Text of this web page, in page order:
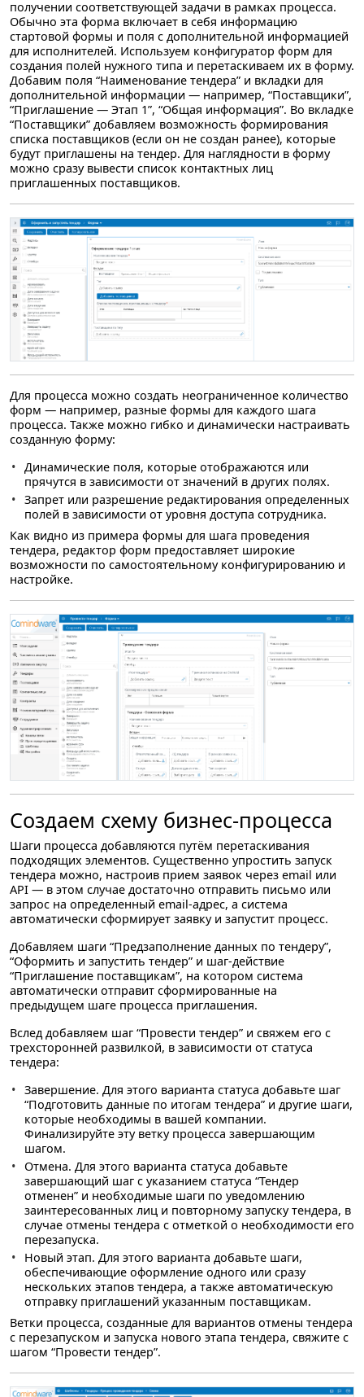
получении соответствующей задачи в рамках процесса.
Обычно эта форма включает в себя информацию
стартовой формы и поля с дополнительной информацией
для исполнителей. Используем конфигуратор форм для
создания полей нужного типа и перетаскиваем их в форму.
Добавим поля “Наименование тендера” и вкладки для
дополнительной информации — например, “Поставщики”,
“Приглашение — Этап 1”, “Общая информация”. Во вкладке
“Поставщики” добавляем возможность формирования
списка поставщиков (если он не создан ранее), которые
будут приглашены на тендер. Для наглядности в форму
можно сразу вывести список контактных лиц
приглашенных поставщиков.
Для процесса можно создать неограниченное количество
форм — например, разные формы для каждого шага
процесса. Также можно гибко и динамически настраивать
созданную форму:
Динамические поля, которые отображаются или
прячутся в зависимости от значений в других полях.
Запрет или разрешение редактирования определенных
полей в зависимости от уровня доступа сотрудника.
Как видно из примера формы для шага проведения
тендера, редактор форм предоставляет широкие
возможности по самостоятельному конфигурированию и
настройке.
Создаем схему бизнес-процесса
Шаги процесса добавляются путём перетаскивания
подходящих элементов. Существенно упростить запуск
тендера можно, настроив прием заявок через email или
API — в этом случае достаточно отправить письмо или
запрос на определенный email-адрес, а система
автоматически сформирует заявку и запустит процесс.
Добавляем шаги “Предзаполнение данных по тендеру”,
“Оформить и запустить тендер” и шаг-действие
“Приглашение поставщикам”, на котором система
автоматически отправит сформированные на
предыдущем шаге процесса приглашения.
Вслед добавляем шаг “Провести тендер” и свяжем его с
трехсторонней развилкой, в зависимости от статуса
тендера:
Завершение. Для этого варианта статуса добавьте шаг
“Подготовить данные по итогам тендера” и другие шаги,
которые необходимы в вашей компании.
Финализируйте эту ветку процесса завершающим
шагом.
Отмена. Для этого варианта статуса добавьте
завершающий шаг с указанием статуса “Тендер
отменен” и необходимые шаги по уведомлению
заинтересованных лиц и повторному запуску тендера, в
случае отмены тендера с отметкой о необходимости его
перезапуска.
Новый этап. Для этого варианта добавьте шаги,
обеспечивающие оформление одного или сразу
нескольких этапов тендера, а также автоматическую
отправку приглашений указанным поставщикам.
Ветки процесса, созданные для вариантов отмены тендера
с перезапуском и запуска нового этапа тендера, свяжите с
шагом “Провести тендер”.